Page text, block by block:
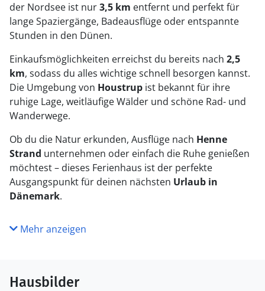
der Nordsee ist nur3,5 km entfernt und perfekt für
lange Spaziergänge, Badeausflüge oder entspannte
Stunden in den Dünen.
Einkaufsmöglichkeiten erreichst du bereits nach 2,5
km, sodass du alles wichtige schnell besorgen kannst.
Die Umgebung von Houstrup ist bekannt für ihre
ruhige Lage, weitläufige Wälder und schöne Rad- und
Wanderwege.
Ob du die Natur erkunden, Ausflüge nach Henne
Strand unternehmen oder einfach die Ruhe genießen
möchtest – dieses Ferienhaus ist der perfekte
Ausgangspunkt für deinen nächsten Urlaub in
Dänemark.
Mehr anzeigen
Hausbilder